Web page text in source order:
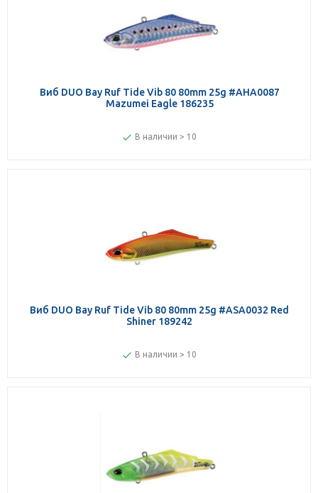
Виб DUO Bay Ruf Tide Vib 80 80mm 25g #AHA0087
Mazumei Eagle 186235
В наличии > 10
Виб DUO Bay Ruf Tide Vib 80 80mm 25g #ASA0032 Red
Shiner 189242
В наличии > 10